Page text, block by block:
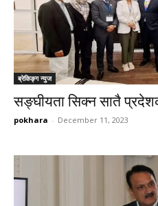
ब्रेकिङ्ग न्युज
सङ्घीयता सिक्न सातै
pokhara - December 11, 2023